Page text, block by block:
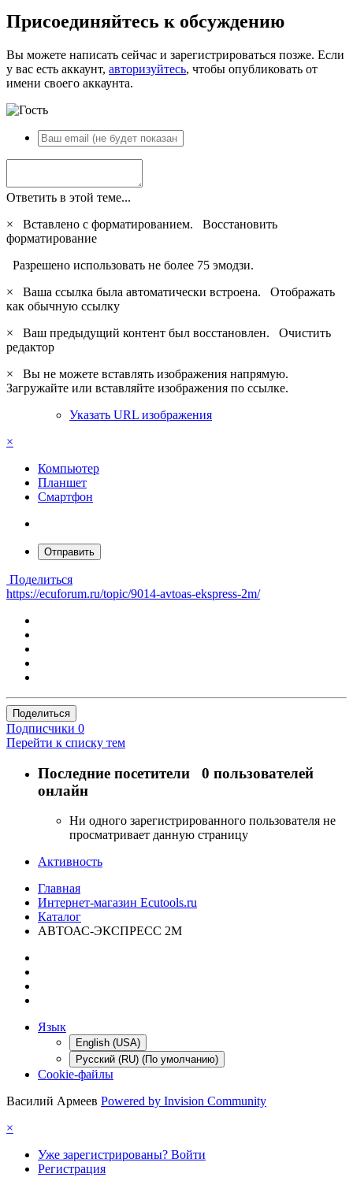
Присоединяйтесь к обсуждению
Вы можете написать сейчас и зарегистрироваться позже. Если
у вас есть аккаунт, авторизуйтесь, чтобы опубликовать от
имени своего аккаунта.
Ответить в этой теме...
×
Вставлено с форматированием. Восстановить
форматирование
Разрешено использовать не более 75 эмодзи.
×
Ваша ссылка была автоматически встроена. Отображать
как обычную ссылку
×
Ваш предыдущий контент был восстановлен. Очистить
редактор
×
Вы не можете вставлять изображения напрямую.
Загружайте или вставляйте изображения по ссылке.
Указать URL изображения
×
Компьютер
Планшет
Смартфон
Отправить
Поделиться
https://ecuforum.ru/topic/9014-avtoas-ekspress-2m/
Поделиться
Подписчики 0
Перейти к списку тем
Последние посетители 0 пользователей
онлайн
Ни одного зарегистрированного пользователя не
просматривает данную страницу
Активность
Главная
Интернет-магазин Ecutools.ru
Каталог
АВТОАС-ЭКСПРЕСС 2М
Язык
English (USA)
Русский (RU) (По умолчанию)
Cookie-файлы
Василий Армеев Powered by Invision Community
×
Уже зарегистрированы? Войти
Регистрация